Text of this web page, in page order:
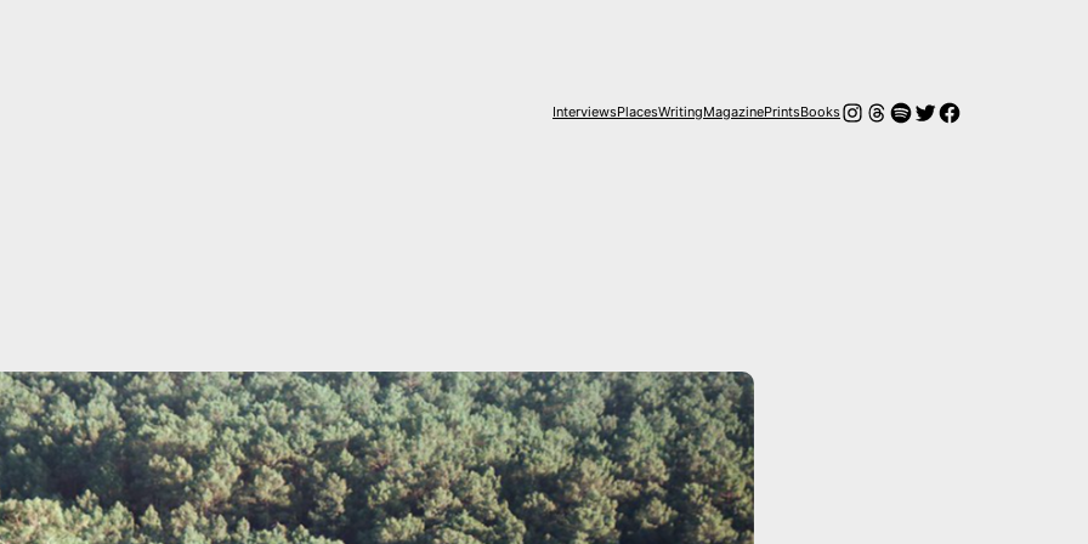
InterviewsPlacesWritingMagazinePrintsBooksInstagram
Threads
Spotify
Twitter
Facebook